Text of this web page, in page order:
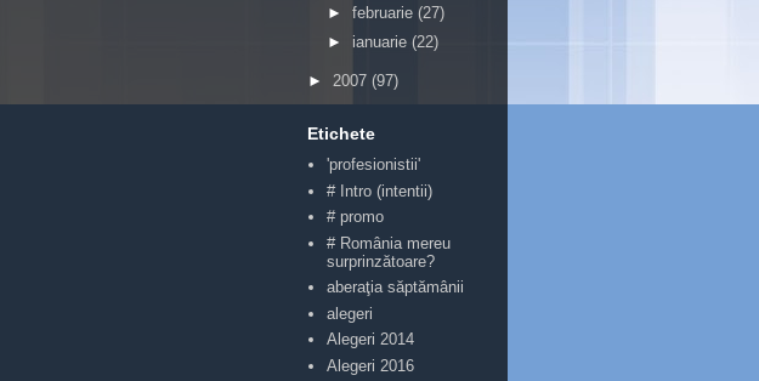
► februarie (27)
► ianuarie (22)
► 2007 (97)
Etichete
'profesionistii'
# Intro (intentii)
# promo
# România mereu
surprinzătoare?
aberaţia săptămânii
alegeri
Alegeri 2014
Alegeri 2016